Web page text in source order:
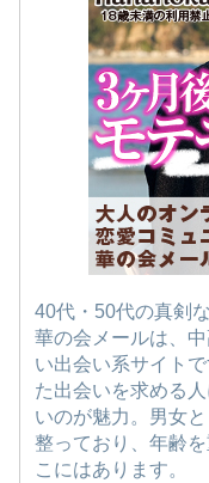
40代・50代の真剣
華の会メールは、
い出会い系サイト
た出会いを求める
いのが魅力。男女
整っており、年齢
こにはあります。